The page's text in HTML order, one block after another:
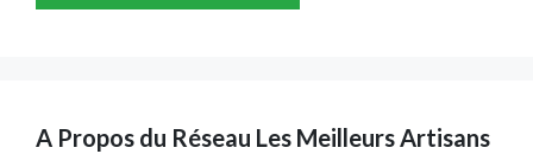
A Propos du Réseau Les Meilleurs Artisans